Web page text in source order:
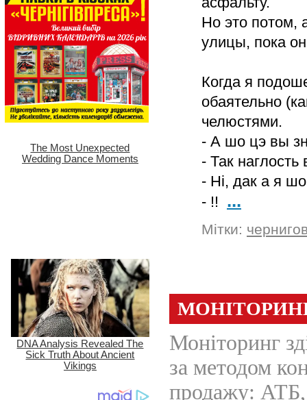
Но это потом,
улицы, пока
Когда я
обаятельно
челюстями.
- А шо цэ вы
- Так
- Ні, дак а я
- !! ...
Мітки: